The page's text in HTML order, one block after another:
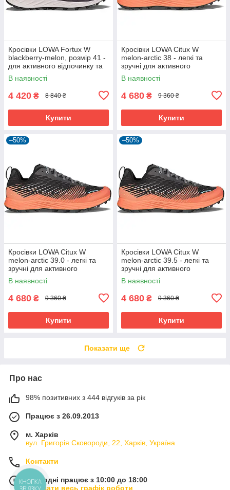
Кросівки LOWA Fortux W
blackberry-melon, розмір 41 -
для активного відпочинку та
туризму
В наявності
4 420 ₴ 8 840 ₴
Купити
Кросівки LOWA Citux W
melon-arctic 38 - легкі та
зручні для активного
відпочинку
В наявності
4 680 ₴ 9 360 ₴
Купити
–50%
Кросівки LOWA Citux W
melon-arctic 39.0 - легкі та
зручні для активного
відпочинку
В наявності
4 680 ₴ 9 360 ₴
Купити
–50%
Кросівки LOWA Citux W
melon-arctic 39.5 - легкі та
зручні для активного
відпочинку
В наявності
4 680 ₴ 9 360 ₴
Купити
Показати ще
Про нас
98% позитивних з 444 відгуків за рік
Працює з 26.09.2013
м. Харків
вул. Григорія Сковороди, 22, Харків, Україна
Контакти
Сьогодні працює з 10:00 до 18:00
Показати весь графік роботи
КНОПКА